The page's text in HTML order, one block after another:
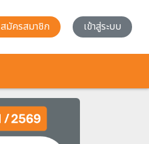
สมัครสมาชิก เข้าสู่ระบบ